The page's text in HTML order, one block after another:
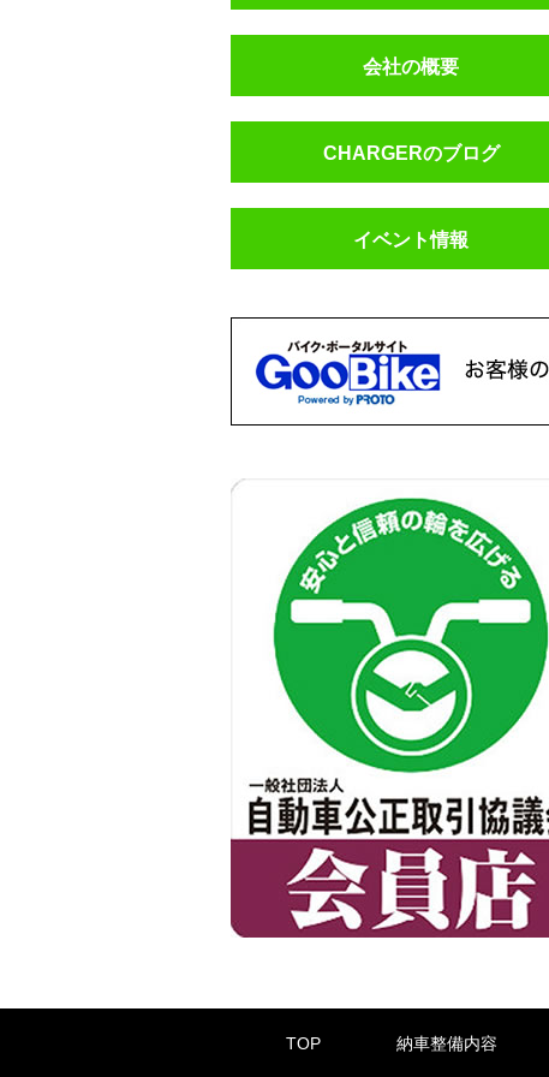
会社の概要
CHARGERのブログ
イベント情報
TOP 納車整備内容